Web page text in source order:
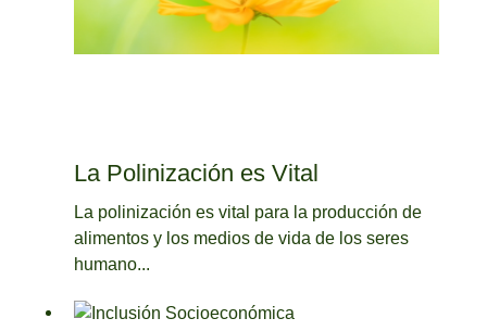
La Polinización es Vital
La polinización es vital para la producción de
alimentos y los medios de vida de los seres
humano...